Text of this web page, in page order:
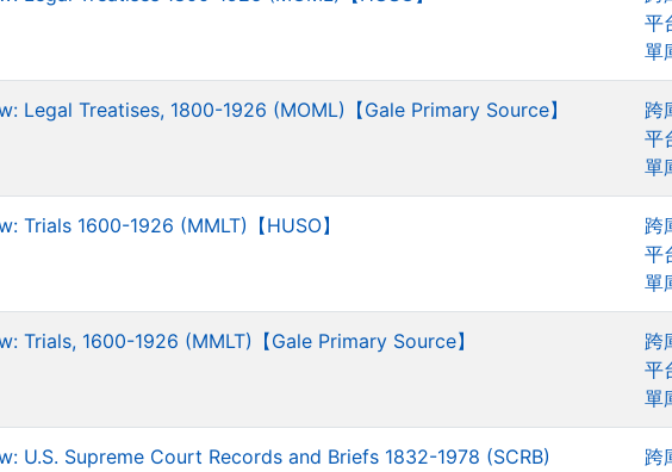
平
單
Legal Treatises, 1800-1926 (MOML)【Gale Primary Source】
跨
平
單
Trials 1600-1926 (MMLT)【HUSO】
跨
平
單
Trials, 1600-1926 (MMLT)【Gale Primary Source】
跨
平
單
U.S. Supreme Court Records and Briefs 1832-1978 (SCRB)
跨